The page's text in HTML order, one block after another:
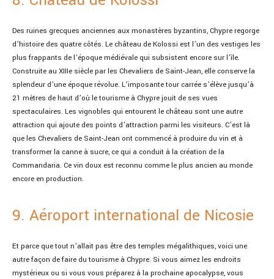
Des ruines grecques anciennes aux monastères byzantins, Chypre regorge
d’histoire des quatre côtés. Le château de Kolossi est l’un des vestiges les
plus frappants de l’époque médiévale qui subsistent encore sur l’île.
Construite au XIIIe siècle par les Chevaliers de Saint-Jean, elle conserve la
splendeur d’une époque révolue. L’imposante tour carrée s’élève jusqu’à
21 mètres de haut d’où le tourisme à Chypre jouit de ses vues
spectaculaires. Les vignobles qui entourent le château sont une autre
attraction qui ajoute des points d’attraction parmi les visiteurs. C’est là
que les Chevaliers de Saint-Jean ont commencé à produire du vin et à
transformer la canne à sucre, ce qui a conduit à la création de la
Commandaria. Ce vin doux est reconnu comme le plus ancien au monde
encore en production.
9. Aéroport international de Nicosie
Et parce que tout n’allait pas être des temples mégalithiques, voici une
autre façon de faire du tourisme à Chypre. Si vous aimez les endroits
mystérieux ou si vous vous préparez à la prochaine apocalypse, vous